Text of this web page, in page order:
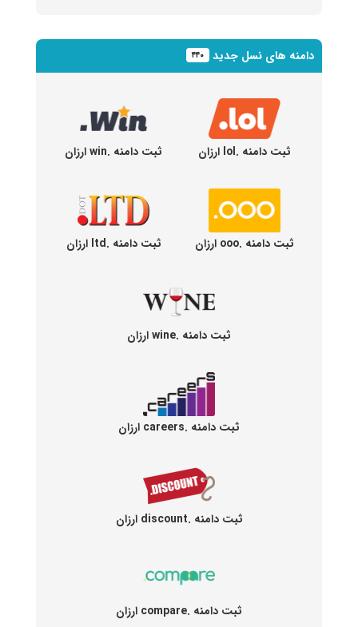
دامنه های نسل جدید ۴۴۰
ثبت دامنه .lol ارزان ثبت دامنه .win ارزان
ثبت دامنه .ooo ارزان ثبت دامنه .ltd ارزان
ثبت دامنه .wine ارزان
ثبت دامنه .careers ارزان
ثبت دامنه .discount ارزان
ثبت دامنه .compare ارزان